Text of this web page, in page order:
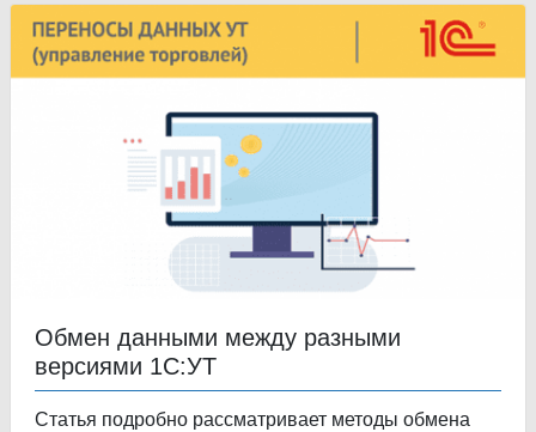
Обмен данными между разными
версиями 1С:УТ
Статья подробно рассматривает методы обмена